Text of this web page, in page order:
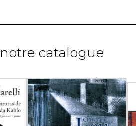
catalogue